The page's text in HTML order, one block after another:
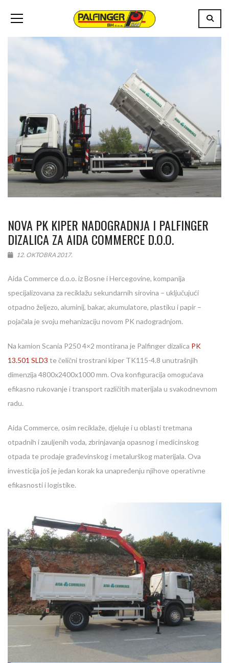
NOVA PK KIPER NADOGRADNJA I PALFINGER
DIZALICA ZA AIDA COMMERCE D.O.O.
12. OKTOBRA 2017.
Aida Commerce d.o.o. iz Bosne i Hercegovine, kompanija
specijalizovana za reciklažu sekundarnih sirovina – uključujući
otpadno željezo, aluminij, bakar, akumulatore, plastiku i papir –
pojačala je svoju mehanizaciju novom PK nadogradnjom.
Na kamion Scania P250 4×2 montirana je Palfinger dizalica PK
13.501 SLD3 te čelični trostrani kiper TK115-4.8 unutrašnjih
dimenzija 4800x2400x1000 mm. Ova konfiguracija omogućava
efikasno rukovanje i transport različitih materijala u svakodnevnom
radu.
Aida Commerce, osim reciklaže, djeluje i u oblasti tretmana
otpadnih i zauljenih voda, zbrinjavanja opasnog i medicinskog
otpada te prodaje građevinskog i metalurškog materijala. Ova
investicija još je jedan korak ka unapređenju njihove operativne
efikasnosti i logistike.